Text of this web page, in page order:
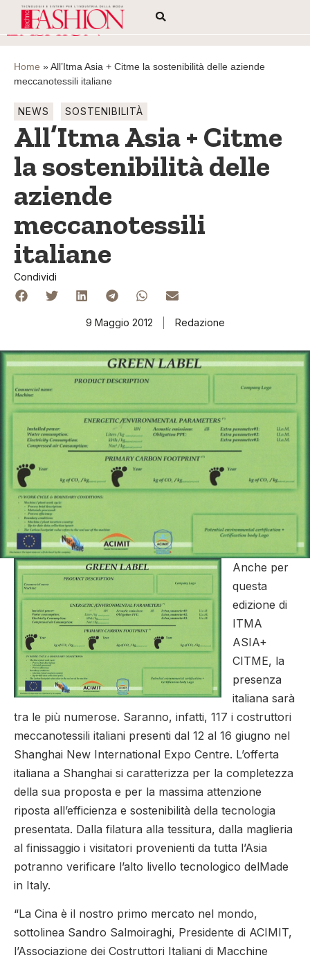
Home »All’Itma Asia + Citme la sostenibilità delle aziende
meccanotessili italiane
NEWS SOSTENIBILITÀ
All’Itma Asia + Citme
la sostenibilità delle
aziende
meccanotessili
italiane
Condividi
9 Maggio 2012 Redazione
Anche per
questa
edizione di
ITMA
ASIA+
CITME, la
presenza
italiana sarà
tra le più numerose. Saranno, infatti, 117 i costruttori
meccanotessili italiani presenti dal 12 al 16 giugno nel
Shanghai New International Expo Centre. L’offerta
italiana a Shanghai si caratterizza per la completezza
della sua proposta e per la massima attenzione
riposta all’efficienza e sostenibilità della tecnologia
presentata. Dalla filatura alla tessitura, dalla maglieria
al finissaggio i visitatori provenienti da tutta l’Asia
potranno verificare l’alto livello tecnologico delMade
in Italy.
“La Cina è il nostro primo mercato nel mondo,
sottolinea Sandro Salmoiraghi, Presidente di ACIMIT,
l’Associazione dei Costruttori Italiani di Macchine